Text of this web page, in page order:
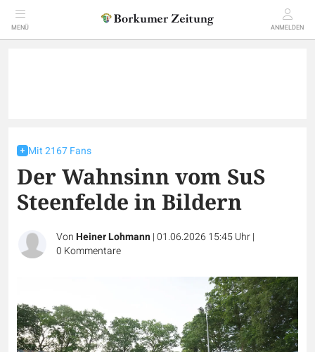
MENÜ ANMELDEN
Mit 2167 Fans
Der Wahnsinn vom SuS
Steenfelde in Bildern
VonHeiner Lohmann|01.06.2026 15:45 Uhr|
0 Kommentare